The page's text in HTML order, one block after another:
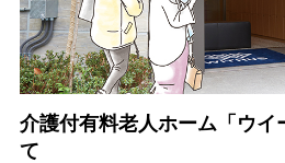
介護付有料老人ホーム「ウイ
て